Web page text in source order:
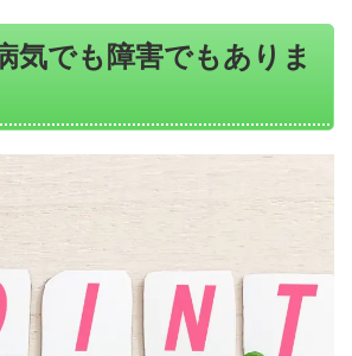
気でも障害でもありま